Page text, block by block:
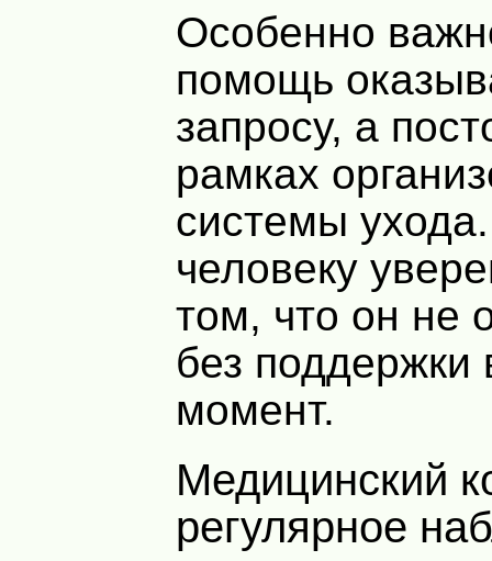
Особенно
помощь
запросу, а
рамках
системы
человеку
том, что он не
без
момент.
Медицинский контроль и
регулярное